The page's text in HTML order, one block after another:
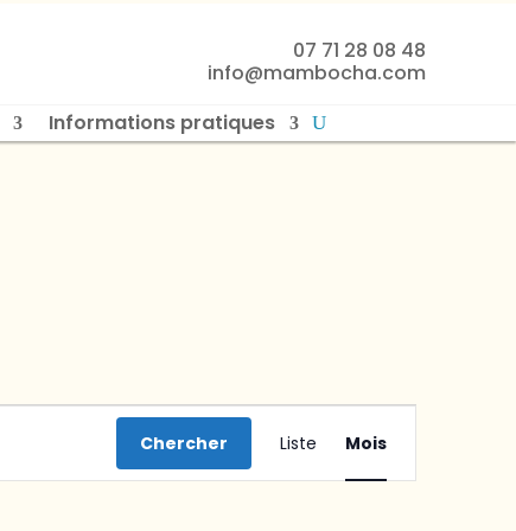
07 71 28 08 48
info@mambocha.com
Informations pratiques
Chercher
Navigation
de
vues
Liste Mois